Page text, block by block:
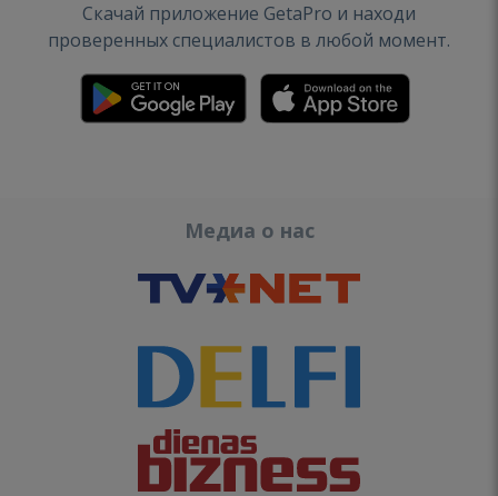
Скачай приложение GetaPro и находи
проверенных специалистов в любой момент.
Медиа о нас